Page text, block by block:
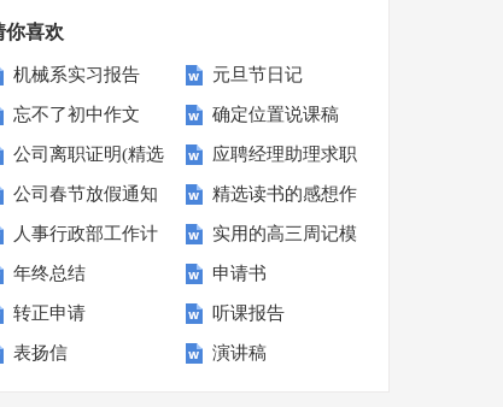
你喜欢
机械系实习报告 元旦节日记
忘不了初中作文 确定位置说课稿
公司离职证明(精选
15篇)
应聘经理助理求职
信
公司春节放假通知
合集15篇
精选读书的感想作
文集锦十篇
人事行政部工作计
划
实用的高三周记模
板汇编7篇
年终总结 申请书
转正申请 听课报告
表扬信 演讲稿